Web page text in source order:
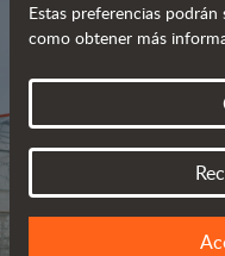
Catálogo
Estas preferencias
como obtener más